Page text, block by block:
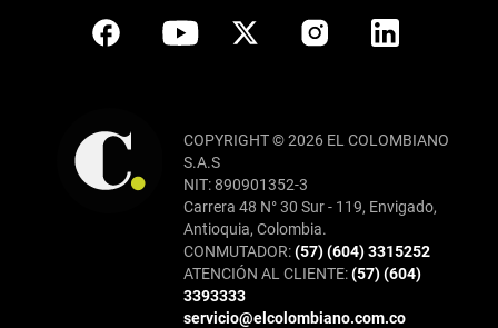
COPYRIGHT © 2026 EL COLOMBIANO
S.A.S
NIT: 890901352-3
Carrera 48 N° 30 Sur - 119, Envigado,
Antioquia, Colombia.
CONMUTADOR:(57) (604) 3315252
ATENCIÓN AL CLIENTE:(57) (604)
3393333
servicio@elcolombiano.com.co